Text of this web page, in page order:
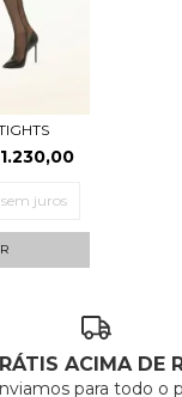
sem juros
ACIMA DE
para todo o